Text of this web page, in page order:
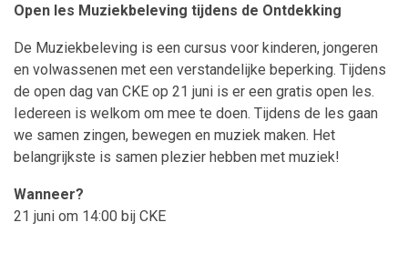
Open les Muziekbeleving tijdens de Ontdekking
De Muziekbeleving is een cursus voor kinderen, jongeren
en volwassenen met een verstandelijke beperking. Tijdens
de open dag van CKE op 21 juni is er een gratis open les.
Iedereen is welkom om mee te doen. Tijdens de les gaan
we samen zingen, bewegen en muziek maken. Het
belangrijkste is samen plezier hebben met muziek!
Wanneer?
21 juni om 14:00 bij CKE